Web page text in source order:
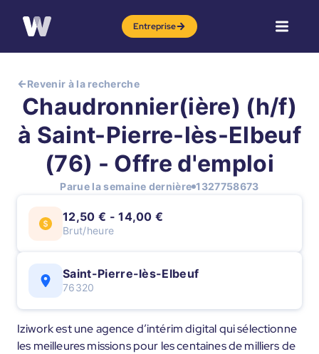
Entreprise
Revenir à la recherche
Chaudronnier(ière) (h/f)
à Saint-Pierre-lès-Elbeuf
(76) - Offre d'emploi
Parue la semaine dernière 1327758673
12,50 € - 14,00 €
Brut/heure
Saint-Pierre-lès-Elbeuf
76320
Iziwork est une agence d’intérim digital qui sélectionne
les meilleures missions pour les centaines de milliers de